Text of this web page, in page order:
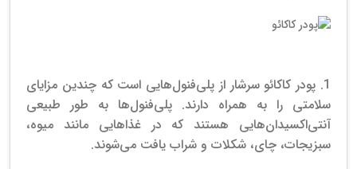
1. پودر کاکائو سرشار از پلی‌فنول‌هایی است که چندین مزایای
سلامتی را به همراه دارند. پلی‌فنول‌ها به طور طبیعی
آنتی‌اکسیدان‌هایی هستند که در غذاهایی مانند میوه،
سبزیجات، چای، شکلات و شراب یافت می‌شوند.